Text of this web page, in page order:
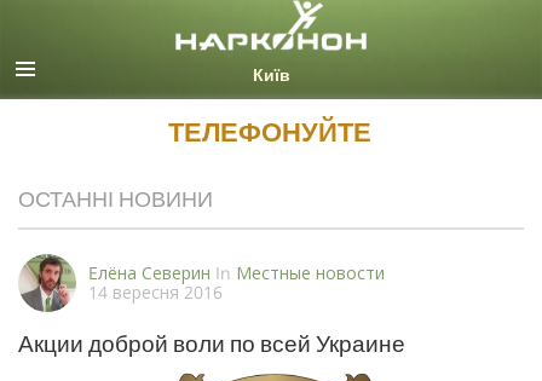
ТЕЛЕФОНУЙТЕ
ОСТАННІ НОВИНИ
Eлёна Северин In Местные новости
14 вересня 2016
Акции доброй воли по всей Украине